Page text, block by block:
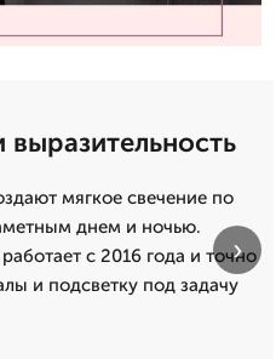
мягкое свечение по
днем и ночью.
с 2016 года и точно
и подсветку под задачу
›